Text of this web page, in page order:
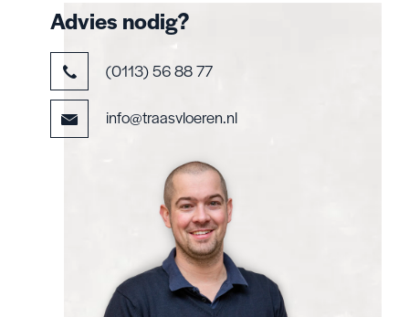
Advies nodig?
(0113) 56 88 77
info@traasvloeren.nl